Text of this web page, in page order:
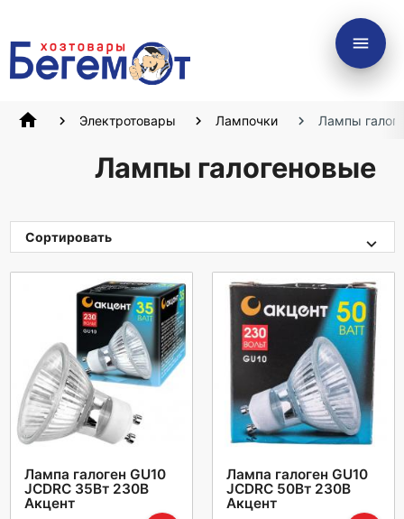
menu
home Электротовары Лампочки Лампы
Лампы галогеновые
Сортировать
Лампа галоген GU10
JCDRC 35Вт 230В
Акцент
Лампа галоген GU10
JCDRC 50Вт 230В
Акцент